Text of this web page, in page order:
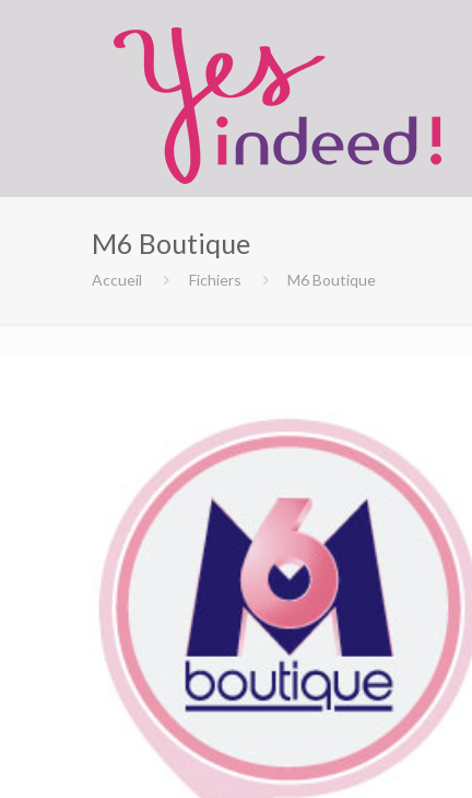
M6 Boutique
Accueil Fichiers M6 Boutique